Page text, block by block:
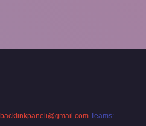
backlinkpaneli@gmail.com Teams: